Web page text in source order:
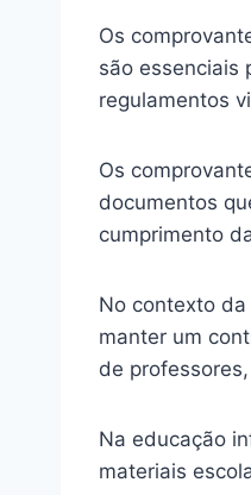
Os
são essenciais
regulamentos
Os
documentos
cumprimento
No contexto
manter um
de
Na educação
materiais